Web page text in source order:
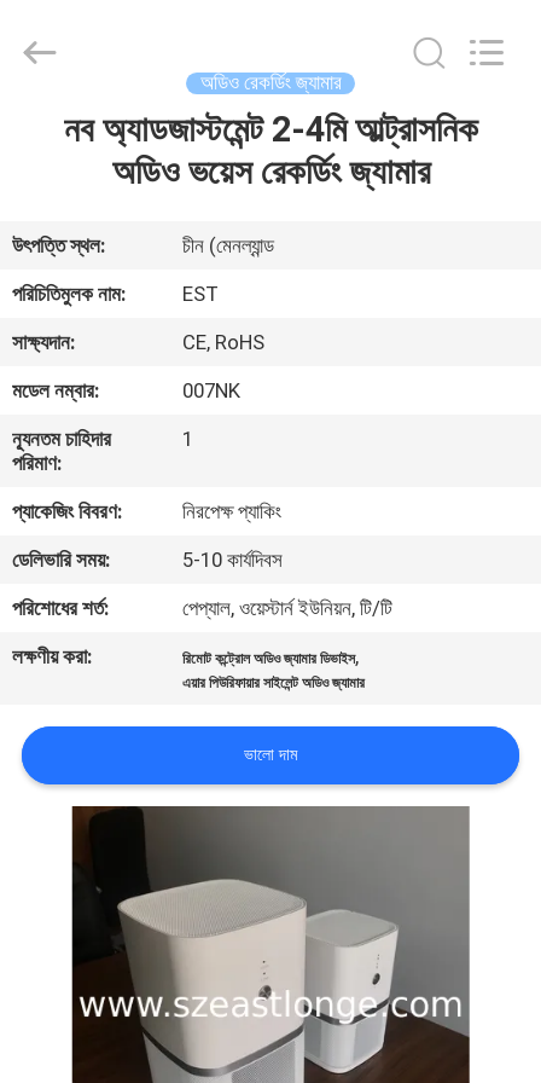
ভিডিও
আমাদের
সম্পর্কে
ভ্রমণ
মান
নিয়ন্ত্রণ
যোগাযোগ
করুন
উদ্ধৃতির
ELECTRONICS(HK)
CO.,LTD.
অডিও রেকর্ডিং জ্যামার
নব অ্যাডজাস্টমেন্ট 2-4মি আল্ট্রাসনিক
অডিও ভয়েস রেকর্ডিং জ্যামার
উৎপত্তি স্থল:
চীন (মেনল্যান্ড
পরিচিতিমুলক নাম:
EST
সাক্ষ্যদান:
CE, RoHS
মডেল নম্বার:
007NK
ন্যূনতম চাহিদার
পরিমাণ:
1
প্যাকেজিং বিবরণ:
নিরপেক্ষ প্যাকিং
ডেলিভারি সময়:
5-10 কার্যদিবস
পরিশোধের শর্ত:
পেপ্যাল, ওয়েস্টার্ন ইউনিয়ন, টি/টি
লক্ষণীয় করা:
রিমোট কন্ট্রোল অডিও জ্যামার ডিভাইস,
এয়ার পিউরিফায়ার সাইলেন্ট অডিও জ্যামার
ভালো দাম